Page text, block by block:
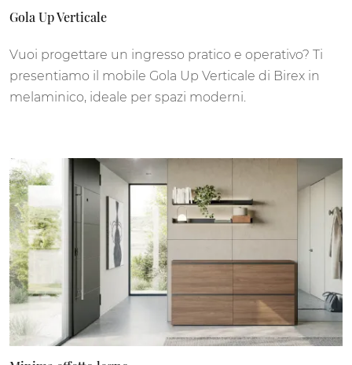
Gola Up Verticale
Vuoi progettare un ingresso pratico e operativo? Ti
presentiamo il mobile Gola Up Verticale di Birex in
melaminico, ideale per spazi moderni.